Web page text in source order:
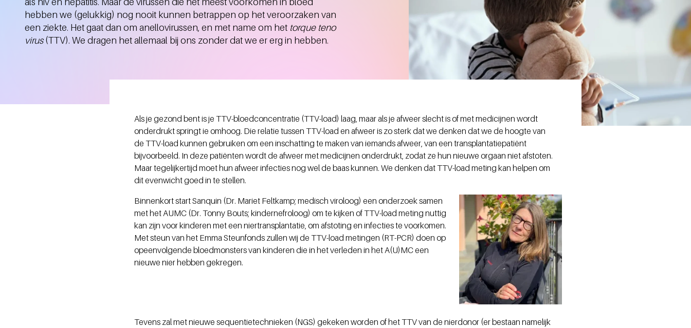
hebben we (gelukkig) nog nooit kunnen betrappen op het veroorzaken van
een ziekte. Het gaat dan om anellovirussen, en met name om het torque teno
virus(TTV). We dragen het allemaal bij ons zonder dat we er erg in hebben.
Als je gezond bent is je TTV-bloedconcentratie (TTV-load) laag, maar als je afweer slecht is of met medicijnen wordt
onderdrukt springt ie omhoog. Die relatie tussen TTV-load en afweer is zo sterk dat we denken dat we de hoogte van
de TTV-load kunnen gebruiken om een inschatting te maken van iemands afweer, van een transplantatiepatiënt
bijvoorbeeld. In deze patiënten wordt de afweer met medicijnen onderdrukt, zodat ze hun nieuwe orgaan niet afstoten.
Maar tegelijkertijd moet hun afweer infecties nog wel de baas kunnen. We denken dat TTV-load meting kan helpen om
dit evenwicht goed in te stellen.
Binnenkort start Sanquin (Dr. Mariet Feltkamp; medisch viroloog) een onderzoek samen
met het AUMC (Dr. Tonny Bouts; kindernefroloog) om te kijken of TTV-load meting nuttig
kan zijn voor kinderen met een niertransplantatie, om afstoting en infecties te voorkomen.
Met steun van het Emma Steunfonds zullen wij de TTV-load metingen (RT-PCR) doen op
opeenvolgende bloedmonsters van kinderen die in het verleden in het A(U)MC een
nieuwe nier hebben gekregen.
Tevens zal met nieuwe sequentietechnieken (NGS) gekeken worden of het TTV van de nierdonor (er bestaan namelijk